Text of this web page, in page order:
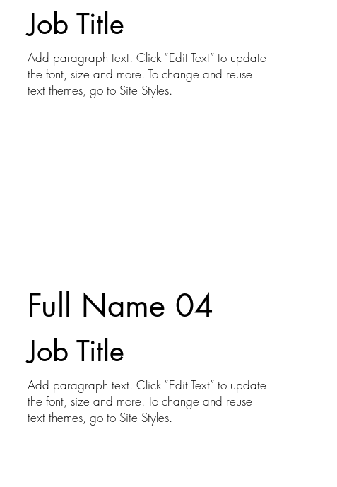
Job Title
Add paragraph text. Click “Edit Text” to update
the font, size and more. To change and reuse
text themes, go to Site Styles.
Full Name 04
Job Title
Add paragraph text. Click “Edit Text” to update
the font, size and more. To change and reuse
text themes, go to Site Styles.